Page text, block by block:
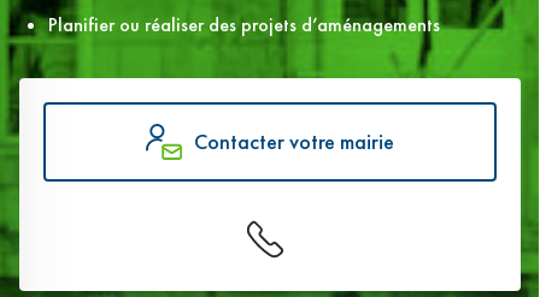
Planifier ou réaliser des projets d’aménagements
Contacter votre mairie